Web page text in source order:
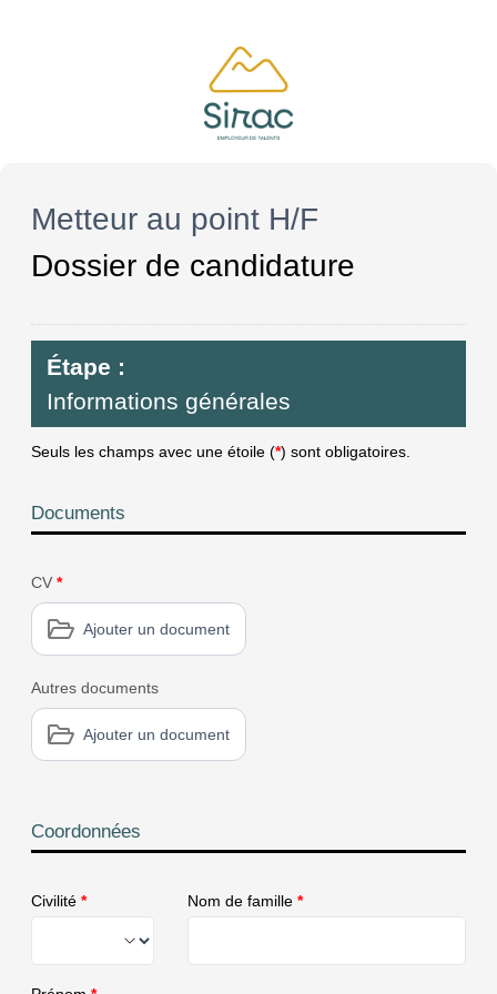
Metteur au point H/F
Dossier de candidature
Étape :
Informations générales
Seuls les champs avec une étoile (*) sont obligatoires.
Documents
CV *
Ajouter un document
Autres documents
Ajouter un document
Coordonnées
Civilité * Nom de famille *